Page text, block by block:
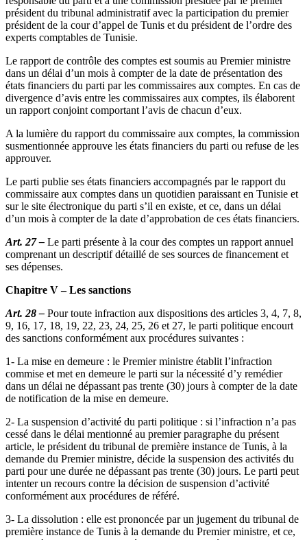
président du tribunal administratif avec la participation du premier
président de la cour d’appel de Tunis et du président de l’ordre des
experts comptables de Tunisie.
Le rapport de contrôle des comptes est soumis au Premier ministre
dans un délai d’un mois à compter de la date de présentation des
états financiers du parti par les commissaires aux comptes. En cas de
divergence d’avis entre les commissaires aux comptes, ils élaborent
un rapport conjoint comportant l’avis de chacun d’eux.
A la lumière du rapport du commissaire aux comptes, la commission
susmentionnée approuve les états financiers du parti ou refuse de les
approuver.
Le parti publie ses états financiers accompagnés par le rapport du
commissaire aux comptes dans un quotidien paraissant en Tunisie et
sur le site électronique du parti s’il en existe, et ce, dans un délai
d’un mois à compter de la date d’approbation de ces états financiers.
Art. 27 – Le parti présente à la cour des comptes un rapport annuel
comprenant un descriptif détaillé de ses sources de financement et
ses dépenses.
Chapitre V – Les sanctions
Art. 28 – Pour toute infraction aux dispositions des articles 3, 4, 7, 8,
9, 16, 17, 18, 19, 22, 23, 24, 25, 26 et 27, le parti politique encourt
des sanctions conformément aux procédures suivantes :
1- La mise en demeure : le Premier ministre établit l’infraction
commise et met en demeure le parti sur la nécessité d’y remédier
dans un délai ne dépassant pas trente (30) jours à compter de la date
de notification de la mise en demeure.
2- La suspension d’activité du parti politique : si l’infraction n’a pas
cessé dans le délai mentionné au premier paragraphe du présent
article, le président du tribunal de première instance de Tunis, à la
demande du Premier ministre, décide la suspension des activités du
parti pour une durée ne dépassant pas trente (30) jours. Le parti peut
intenter un recours contre la décision de suspension d’activité
conformément aux procédures de référé.
3- La dissolution : elle est prononcée par un jugement du tribunal de
première instance de Tunis à la demande du Premier ministre, et ce,